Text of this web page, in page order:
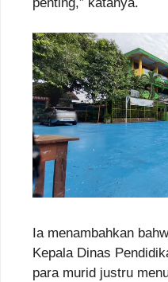
Ia menambahkan
Kepala Dinas
para murid justru